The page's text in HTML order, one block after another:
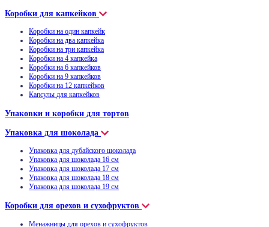
Коробки для капкейков
Коробки на один капкейк
Коробки на два капкейка
Коробки на три капкейка
Коробки на 4 капкейка
Коробки на 6 капкейков
Коробки на 9 капкейков
Коробки на 12 капкейков
Капсулы для капкейков
Упаковки и коробки для тортов
Упаковка для шоколада
Упаковка для дубайского шоколада
Упаковка для шоколада 16 см
Упаковка для шоколада 17 см
Упаковка для шоколада 18 см
Упаковка для шоколада 19 см
Коробки для орехов и сухофруктов
Менажницы для орехов и сухофруктов